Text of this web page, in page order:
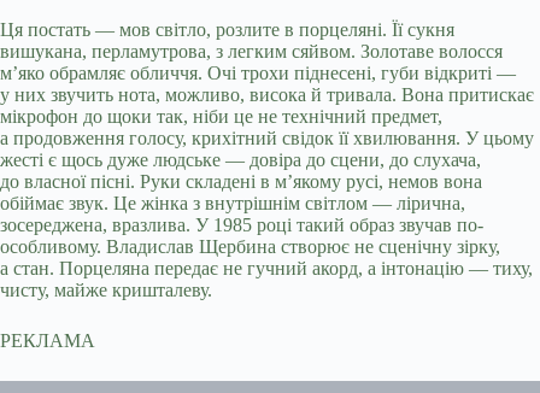
Ця постать — мов світло, розлите в порцеляні. Її сукня
вишукана, перламутрова, з легким сяйвом. Золотаве волосся
м’яко обрамляє обличчя. Очі трохи піднесені, губи відкриті —
у них звучить нота, можливо, висока й тривала. Вона притискає
мікрофон до щоки так, ніби це не технічний предмет,
а продовження голосу, крихітний свідок її хвилювання. У цьому
жесті є щось дуже людське — довіра до сцени, до слухача,
до власної пісні. Руки складені в м’якому русі, немов вона
обіймає звук. Це жінка з внутрішнім світлом — лірична,
зосереджена, вразлива. У 1985 році такий образ звучав по-
особливому. Владислав Щербина створює не сценічну зірку,
а стан. Порцеляна передає не гучний акорд, а інтонацію — тиху,
чисту, майже кришталеву.
РЕКЛАМА